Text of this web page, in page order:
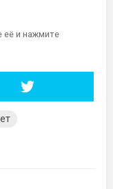
её и нажмите